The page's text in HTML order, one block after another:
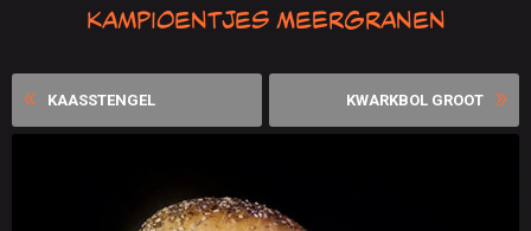
Kampioentjes Meergranen
KAASSTENGEL KWARKBOL GROOT